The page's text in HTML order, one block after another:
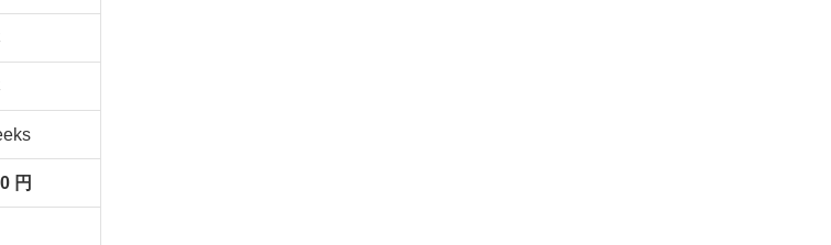
円